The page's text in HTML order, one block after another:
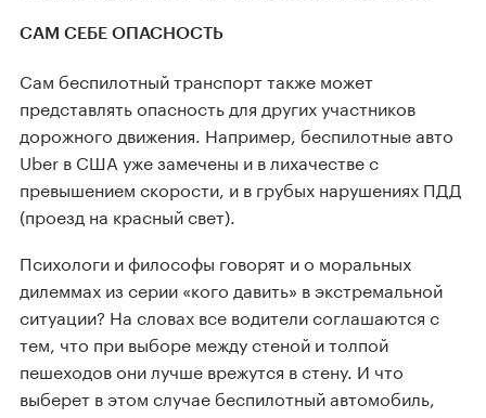
САМ СЕБЕ ОПАСНОСТЬ
Сам беспилотный транспорт также может
представлять опасность для других участников
дорожного движения. Например, беспилотные авто
Uber в США уже замечены и в лихачестве с
превышением скорости, и в грубых нарушениях ПДД
(проезд на красный свет).
Психологи и философы говорят и о моральных
дилеммах из серии «кого давить» в экстремальной
ситуации? На словах все водители соглашаются с
тем, что при выборе между стеной и толпой
пешеходов они лучше врежутся в стену. И что
выберет в этом случае беспилотный автомобиль,